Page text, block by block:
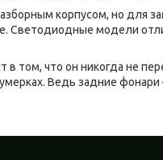
корпусом, но для
Светодиодные модели
том, что он никогда не
Ведь задние фонари